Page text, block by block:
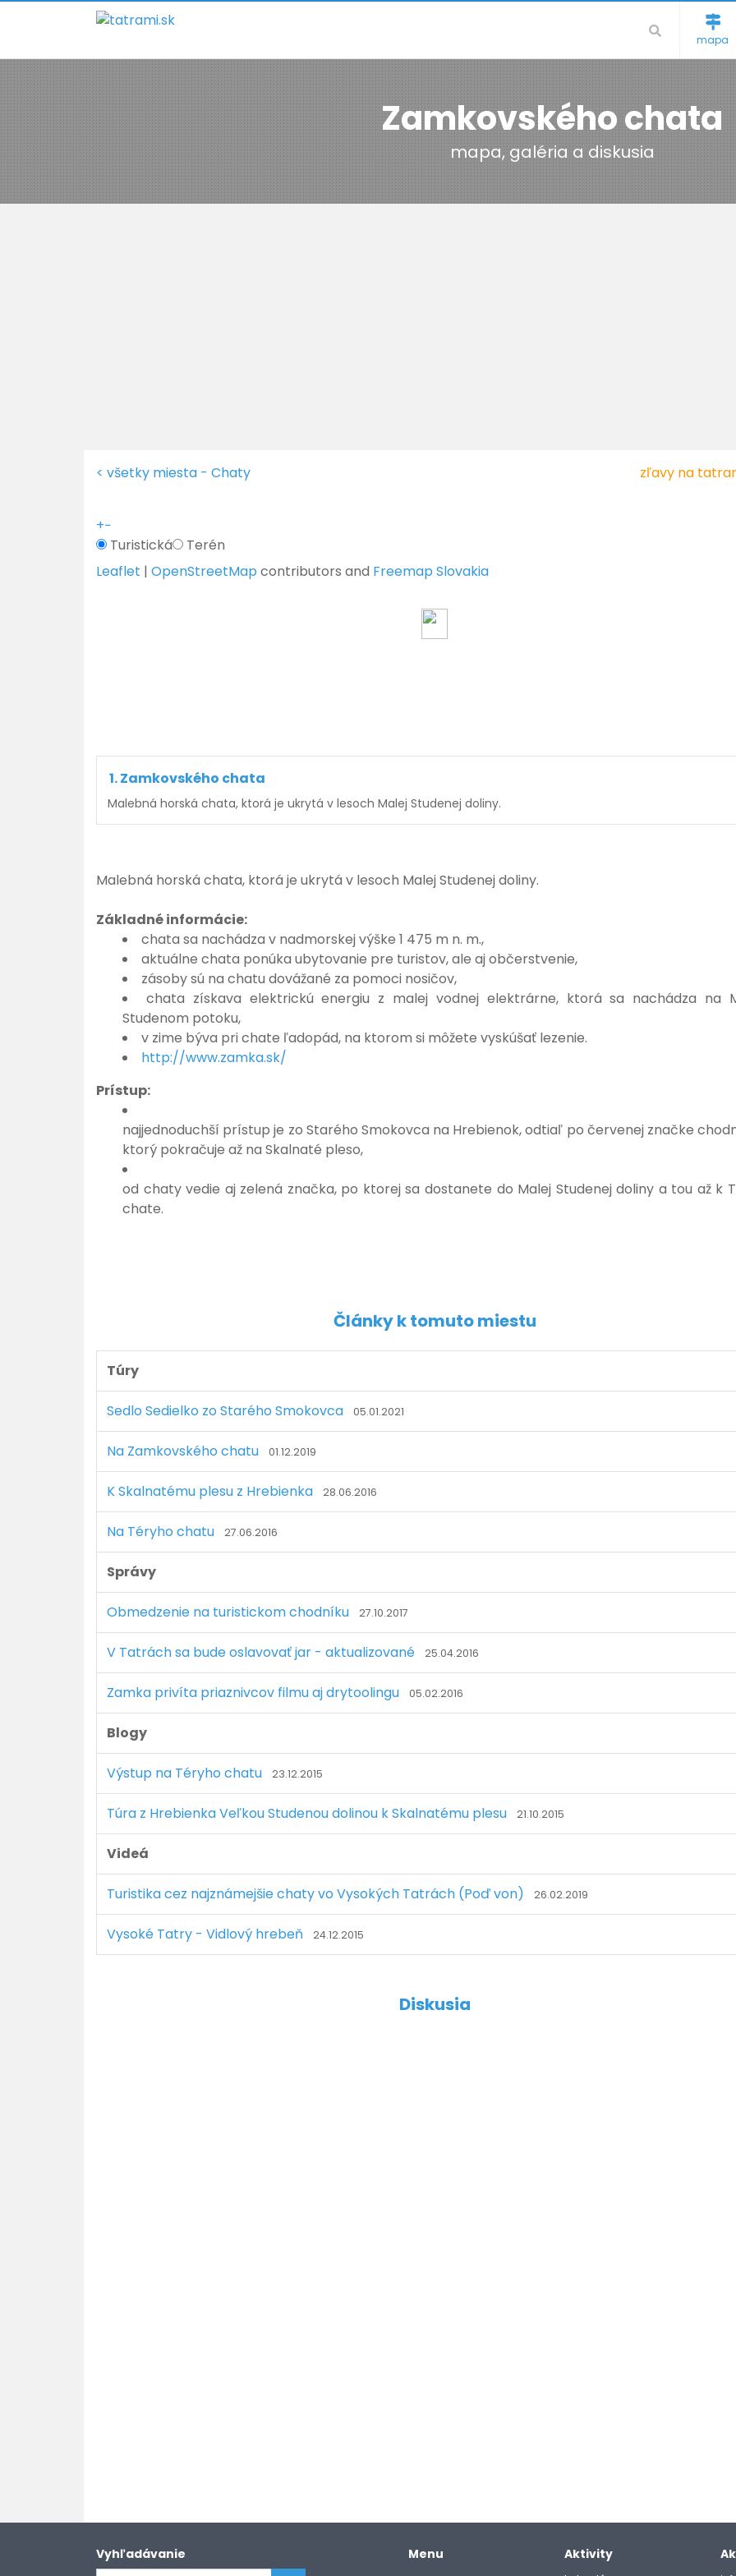
mapa
Zamkovského chata
mapa, galéria a diskusia
< všetky miesta - Chaty zľavy na
1.
+−
Turistická
Terén
Leaflet | OpenStreetMap contributors and Freemap Slovakia
1.Zamkovského chata
Malebná horská chata, ktorá je ukrytá v lesoch Malej Studenej doliny.
Malebná horská chata, ktorá je ukrytá v lesoch Malej Studenej doliny.
Základné informácie:
chata sa nachádza v nadmorskej výške 1 475 m n. m.,
aktuálne chata ponúka ubytovanie pre turistov, ale aj občerstvenie,
zásoby sú na chatu dovážané za pomoci nosičov,
chata získava elektrickú energiu z malej vodnej elektrárne, ktorá sa nachádza na
Studenom potoku,
v zime býva pri chate ľadopád, na ktorom si môžete vyskúšať lezenie.
http://www.zamka.sk/
Prístup:
najjednoduchší prístup je zo Starého Smokovca na Hrebienok, odtiaľ po červenej značke
ktorý pokračuje až na Skalnaté pleso,
od chaty vedie aj zelená značka, po ktorej sa dostanete do Malej Studenej doliny a tou až k
chate.
Články k tomuto miestu
Túry
Sedlo Sedielko zo Starého Smokovca 05.01.2021
Na Zamkovského chatu 01.12.2019
K Skalnatému plesu z Hrebienka 28.06.2016
Na Téryho chatu 27.06.2016
Správy
Obmedzenie na turistickom chodníku 27.10.2017
V Tatrách sa bude oslavovať jar - aktualizované 25.04.2016
Zamka privíta priaznivcov filmu aj drytoolingu 05.02.2016
Blogy
Výstup na Téryho chatu 23.12.2015
Túra z Hrebienka Veľkou Studenou dolinou k Skalnatému plesu 21.10.2015
Videá
Turistika cez najznámejšie chaty vo Vysokých Tatrách (Poď von) 26.02.2019
Vysoké Tatry - Vidlový hrebeň 24.12.2015
Diskusia
Vyhľadávanie Menu Aktivity